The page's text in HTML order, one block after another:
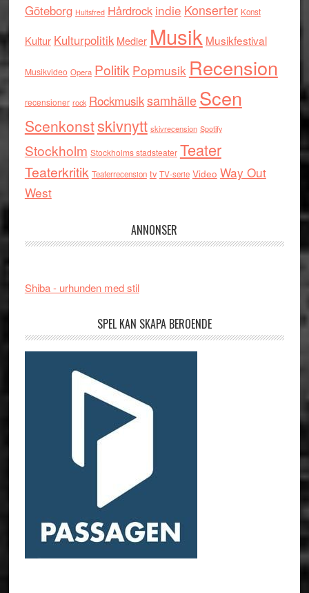
Göteborg Hultsfred Hårdrock indie Konserter Konst
Kultur Kulturpolitik Medier Musik Musikfestival
Musikvideo Opera Politik Popmusik Recension
recensioner rock RockmusiksamhälleScen
Scenkonstskivnytt skivrecension Spotify
Stockholm Stockholms stadsteater Teater
Teaterkritik Teaterrecension tv TV-serie Video Way Out
West
ANNONSER
Shiba - urhunden med stil
SPEL KAN SKAPA BEROENDE